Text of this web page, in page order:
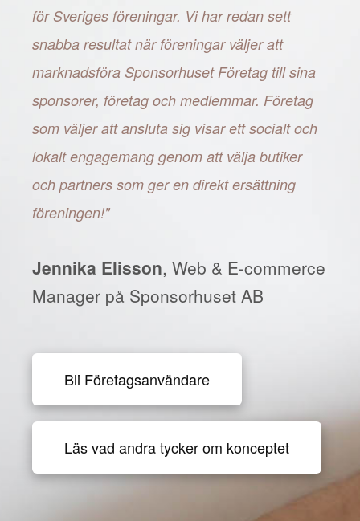
för Sveriges föreningar. Vi har redan sett
snabba resultat när föreningar väljer att
marknadsföra Sponsorhuset Företag till sina
sponsorer, företag och medlemmar. Företag
som väljer att ansluta sig visar ett socialt och
lokalt engagemang genom att välja butiker
och partners som ger en direkt ersättning
föreningen!"
Jennika Elisson, Web & E-commerce
Manager på Sponsorhuset AB
Bli Företagsanvändare
Läs vad andra tycker om konceptet